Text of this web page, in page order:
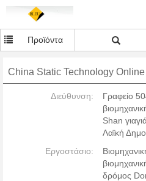
Προϊόντα
China Static Technology
Διεύθυνση:
Γραφείο
Shan
Λαϊκή
Εργοστάσιο:
δρόμος